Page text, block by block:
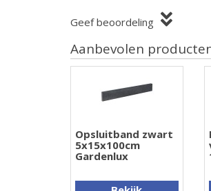
Geef beoordeling
Aanbevolen
Opsluitband zwart
5x15x100cm
Gardenlux